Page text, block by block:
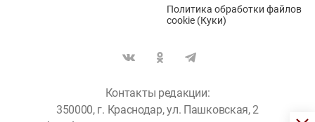
Политика обработки файлов
cookie (Куки)
Контакты редакции:
350000, г. Краснодар, ул. Пашковская, 2